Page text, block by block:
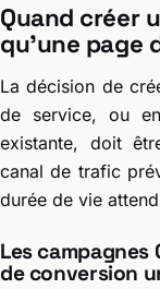
Quand créer
qu'une page
La décision de
de service, ou
existante, doit
canal de trafic
durée de vie
Les
de conversion